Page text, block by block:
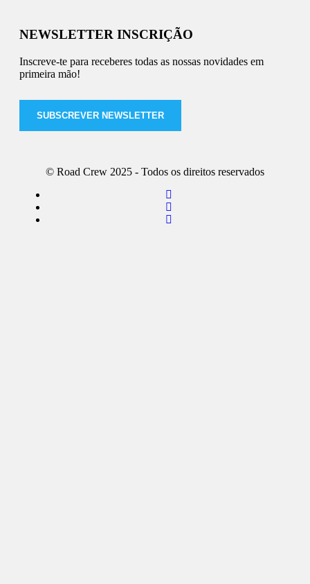
NEWSLETTER INSCRIÇÃO
Inscreve-te para receberes todas as nossas novidades em
primeira mão!
SUBSCREVER NEWSLETTER
© Road Crew 2025 - Todos os direitos reservados